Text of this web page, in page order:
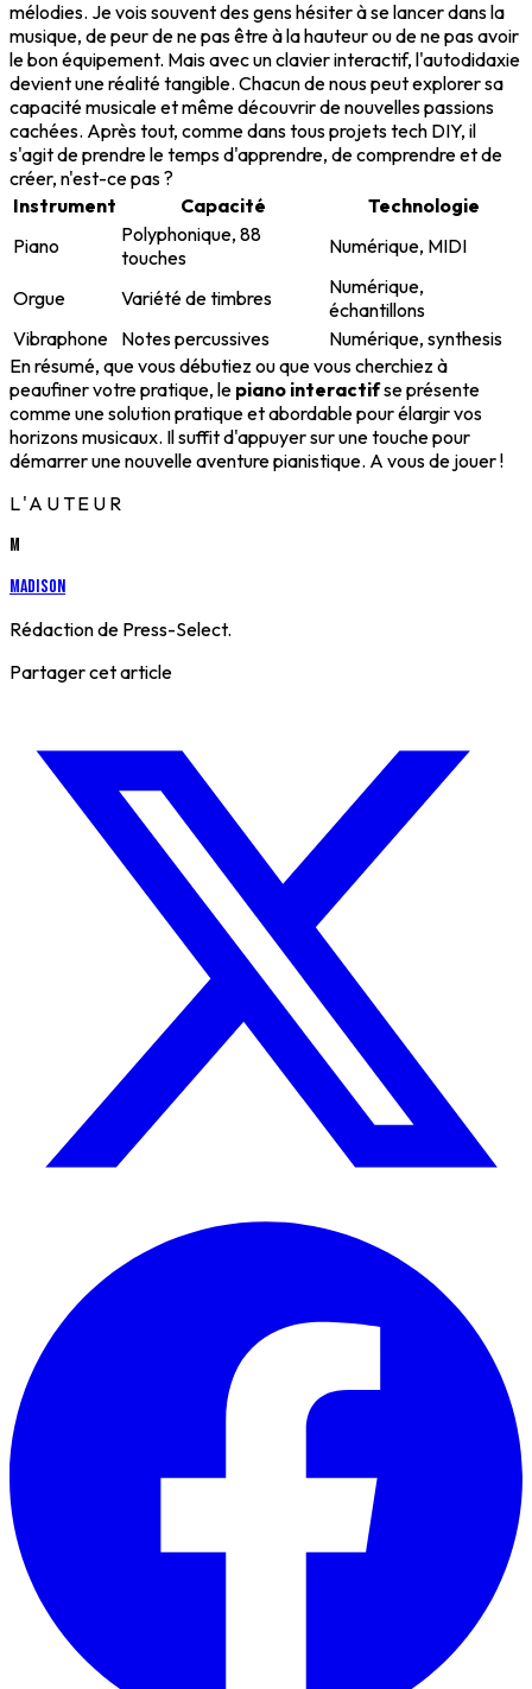
mélodies. Je vois souvent des gens hésiter à se lancer dans la
musique, de peur de ne pas être à la hauteur ou de ne pas avoir
le bon équipement. Mais avec un clavier interactif, l'autodidaxie
devient une réalité tangible. Chacun de nous peut explorer sa
capacité musicale et même découvrir de nouvelles passions
cachées. Après tout, comme dans tous projets tech DIY, il
s'agit de prendre le temps d'apprendre, de comprendre et de
créer, n'est-ce pas ?
Instrument
Capacité
Technologie
Piano
Polyphonique, 88
touches
Numérique, MIDI
Orgue Variété de timbres
Numérique,
échantillons
Vibraphone Notes percussives
Numérique, synthesis
En résumé, que vous débutiez ou que vous cherchiez à
peaufiner votre pratique, le piano interactifse présente
comme une solution pratique et abordable pour élargir vos
horizons musicaux. Il suffit d'appuyer sur une touche pour
démarrer une nouvelle aventure pianistique. A vous de jouer !
L'AUTEUR
M
Madison
Rédaction de Press-Select.
Partager cet article